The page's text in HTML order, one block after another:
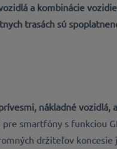
a kombinácie
trasách sú
nákladné vozidlá,
smartfóny s funkciou
držiteľov